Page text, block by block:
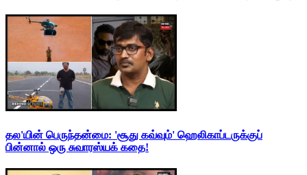
தல'யின் பெருந்தன்மை: 'சூது கவ்வும்' ஹெலிகாப்டருக்குப்
பின்னால் ஒரு சுவாரஸ்யக் கதை!